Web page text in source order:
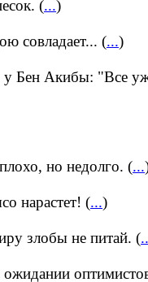
(...)
совладает... (...)
у Бен Акибы: "Все
но недолго. (...
нарастет! (...)
злобы не питай. (